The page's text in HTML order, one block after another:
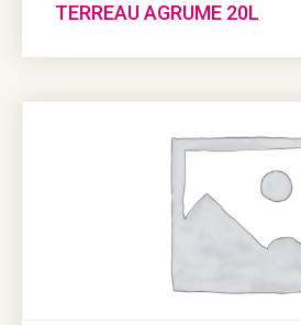
TERREAU AGRUME 20L